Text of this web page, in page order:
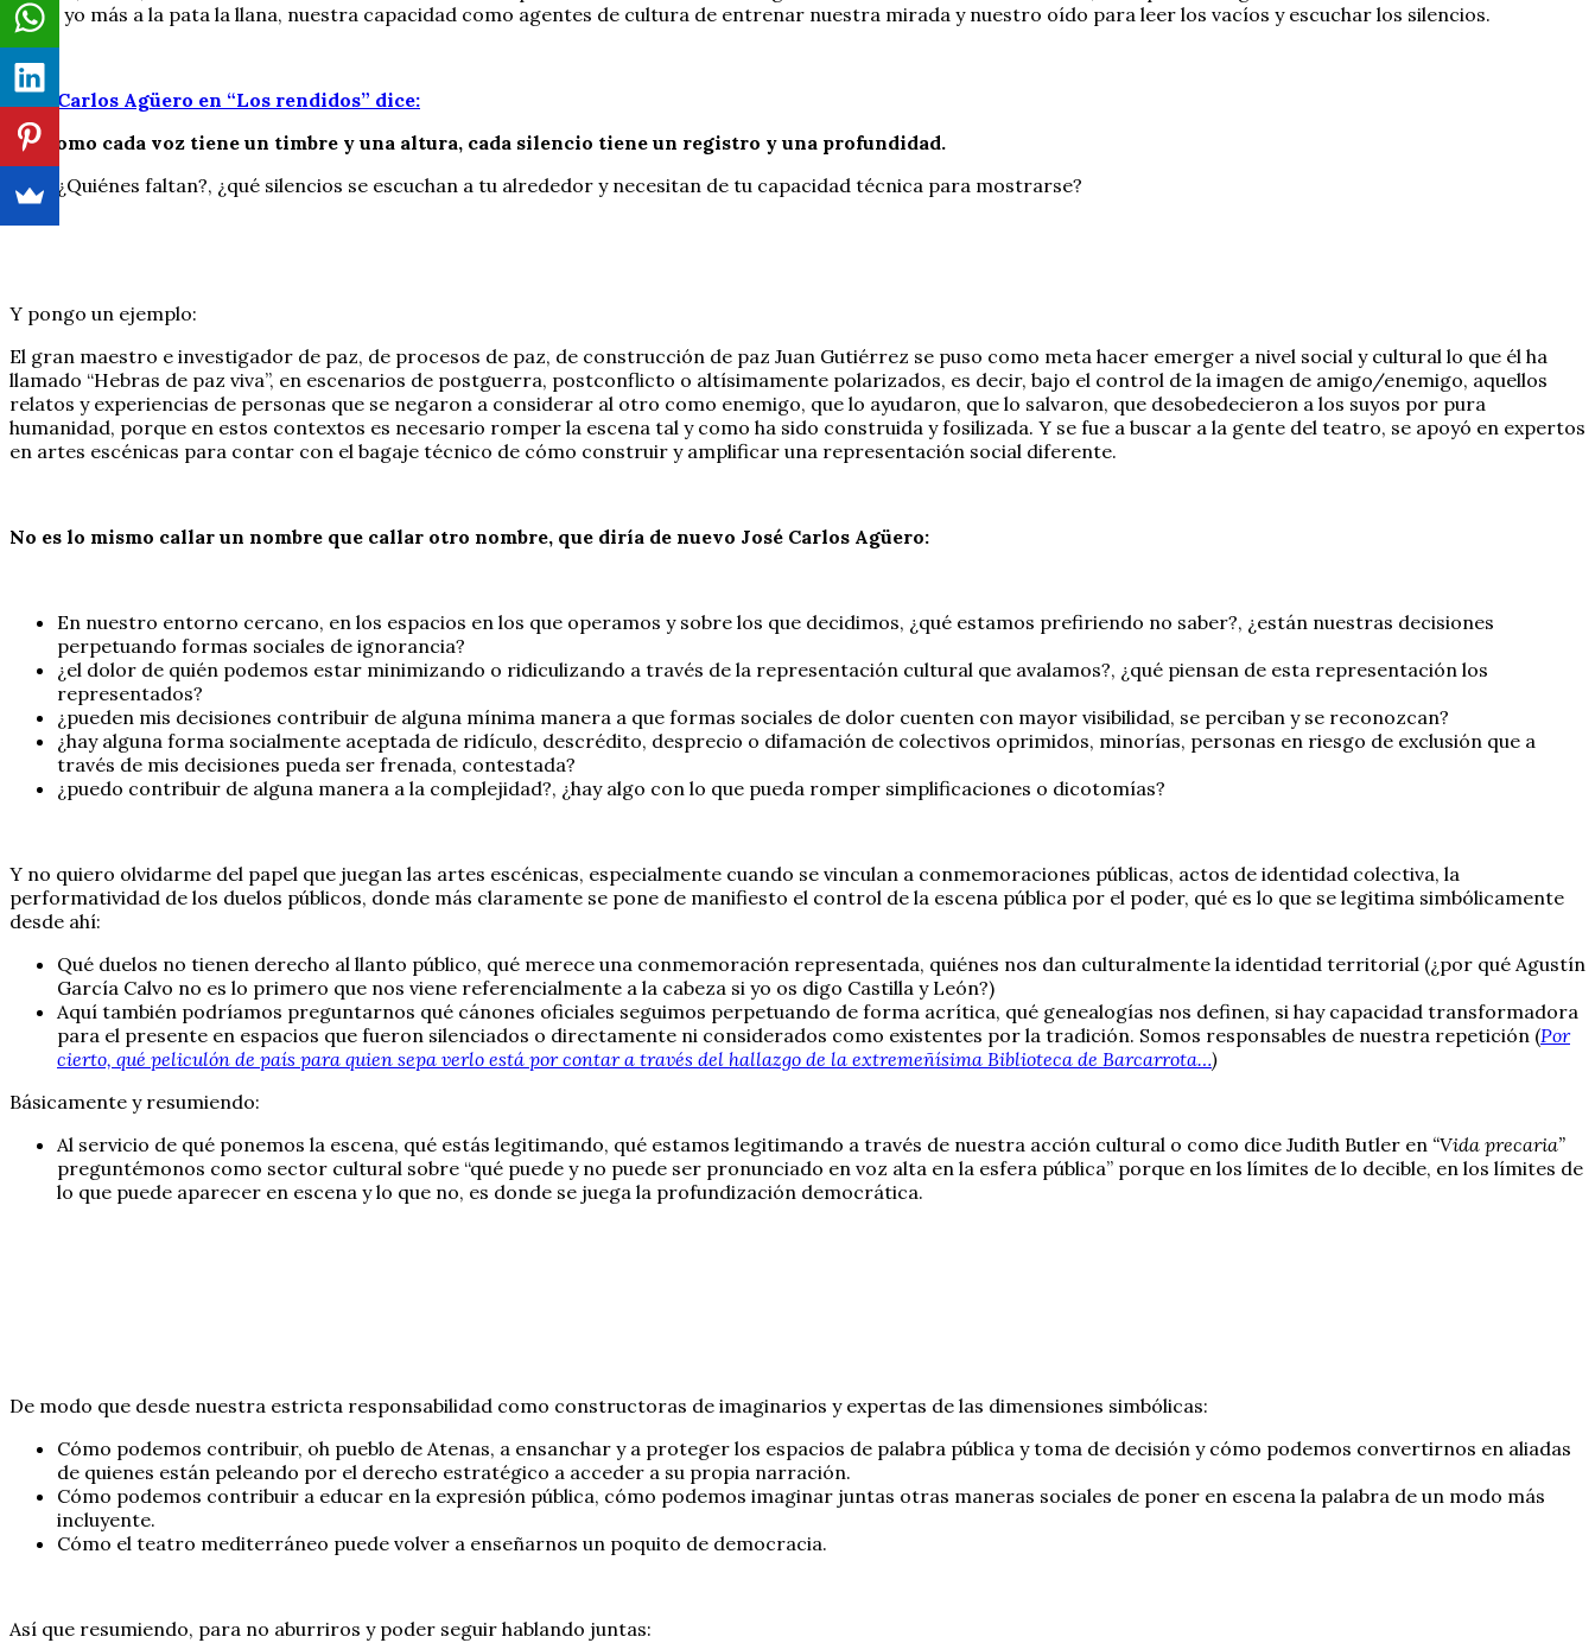
llamo yo más a la pata la llana, nuestra capacidad como agentes de cultura de entrenar nuestra mirada y nuestro oído para leer los vacíos y escuchar los silencios.
José Carlos Agüero en “Los rendidos” dice:
Así como cada voz tiene un timbre y una altura, cada silencio tiene un registro y una profundidad.
¿Quiénes faltan?, ¿qué silencios se escuchan a tu alrededor y necesitan de tu capacidad técnica para mostrarse?
Y pongo un ejemplo:
El gran maestro e investigador de paz, de procesos de paz, de construcción de paz Juan Gutiérrez se puso como meta hacer emerger a nivel social y cultural lo que él ha
llamado “Hebras de paz viva”, en escenarios de postguerra, postconflicto o altísimamente polarizados, es decir, bajo el control de la imagen de amigo/enemigo, aquellos
relatos y experiencias de personas que se negaron a considerar al otro como enemigo, que lo ayudaron, que lo salvaron, que desobedecieron a los suyos por pura
humanidad, porque en estos contextos es necesario romper la escena tal y como ha sido construida y fosilizada. Y se fue a buscar a la gente del teatro, se apoyó en expertos
en artes escénicas para contar con el bagaje técnico de cómo construir y amplificar una representación social diferente.
No es lo mismo callar un nombre que callar otro nombre, que diría de nuevo José Carlos Agüero:
En nuestro entorno cercano, en los espacios en los que operamos y sobre los que decidimos, ¿qué estamos prefiriendo no saber?, ¿están nuestras decisiones
perpetuando formas sociales de ignorancia?
¿el dolor de quién podemos estar minimizando o ridiculizando a través de la representación cultural que avalamos?, ¿qué piensan de esta representación los
representados?
¿pueden mis decisiones contribuir de alguna mínima manera a que formas sociales de dolor cuenten con mayor visibilidad, se perciban y se reconozcan?
¿hay alguna forma socialmente aceptada de ridículo, descrédito, desprecio o difamación de colectivos oprimidos, minorías, personas en riesgo de exclusión que a
través de mis decisiones pueda ser frenada, contestada?
¿puedo contribuir de alguna manera a la complejidad?, ¿hay algo con lo que pueda romper simplificaciones o dicotomías?
Y no quiero olvidarme del papel que juegan las artes escénicas, especialmente cuando se vinculan a conmemoraciones públicas, actos de identidad colectiva, la
performatividad de los duelos públicos, donde más claramente se pone de manifiesto el control de la escena pública por el poder, qué es lo que se legitima simbólicamente
desde ahí:
Qué duelos no tienen derecho al llanto público, qué merece una conmemoración representada, quiénes nos dan culturalmente la identidad territorial (¿por qué Agustín
García Calvo no es lo primero que nos viene referencialmente a la cabeza si yo os digo Castilla y León?)
Aquí también podríamos preguntarnos qué cánones oficiales seguimos perpetuando de forma acrítica, qué genealogías nos definen, si hay capacidad transformadora
para el presente en espacios que fueron silenciados o directamente ni considerados como existentes por la tradición. Somos responsables de nuestra repetición (Por
cierto, qué peliculón de país para quien sepa verlo está por contar a través del hallazgo de la extremeñísima Biblioteca de Barcarrota…)
Básicamente y resumiendo:
Al servicio de qué ponemos la escena, qué estás legitimando, qué estamos legitimando a través de nuestra acción cultural o como dice Judith Butler en “Vida precaria”
preguntémonos como sector cultural sobre “qué puede y no puede ser pronunciado en voz alta en la esfera pública” porque en los límites de lo decible, en los límites de
lo que puede aparecer en escena y lo que no, es donde se juega la profundización democrática.
De modo que desde nuestra estricta responsabilidad como constructoras de imaginarios y expertas de las dimensiones simbólicas:
Cómo podemos contribuir, oh pueblo de Atenas, a ensanchar y a proteger los espacios de palabra pública y toma de decisión y cómo podemos convertirnos en aliadas
de quienes están peleando por el derecho estratégico a acceder a su propia narración.
Cómo podemos contribuir a educar en la expresión pública, cómo podemos imaginar juntas otras maneras sociales de poner en escena la palabra de un modo más
incluyente.
Cómo el teatro mediterráneo puede volver a enseñarnos un poquito de democracia.
Así que resumiendo, para no aburriros y poder seguir hablando juntas: